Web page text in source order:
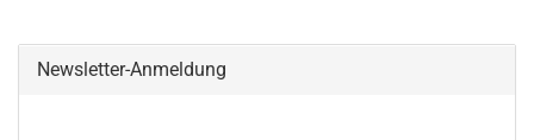
Newsletter-Anmeldung